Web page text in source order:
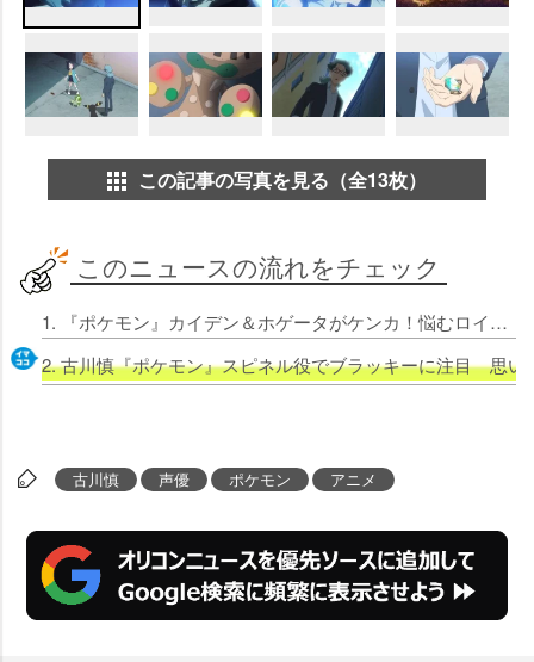
この記事の写真を見る（全13枚）
このニュースの流れをチェック
1. 『ポケモン』カイデン＆ホゲータがケンカ！悩むロイ…キャプテンピカチュウとバトル 【第17話あらすじ】
2. 古川慎『ポケモン』スピネル役でブラッキーに注目 思
古川慎 声優 ポケモン アニメ